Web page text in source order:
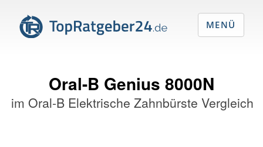
Oral-B Genius 8000N
imOral-B Elektrische Zahnbürste Vergleich
MENÜ